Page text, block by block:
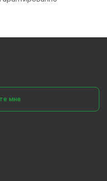
мне